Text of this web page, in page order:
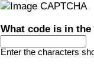
What code is in
Enter the characters